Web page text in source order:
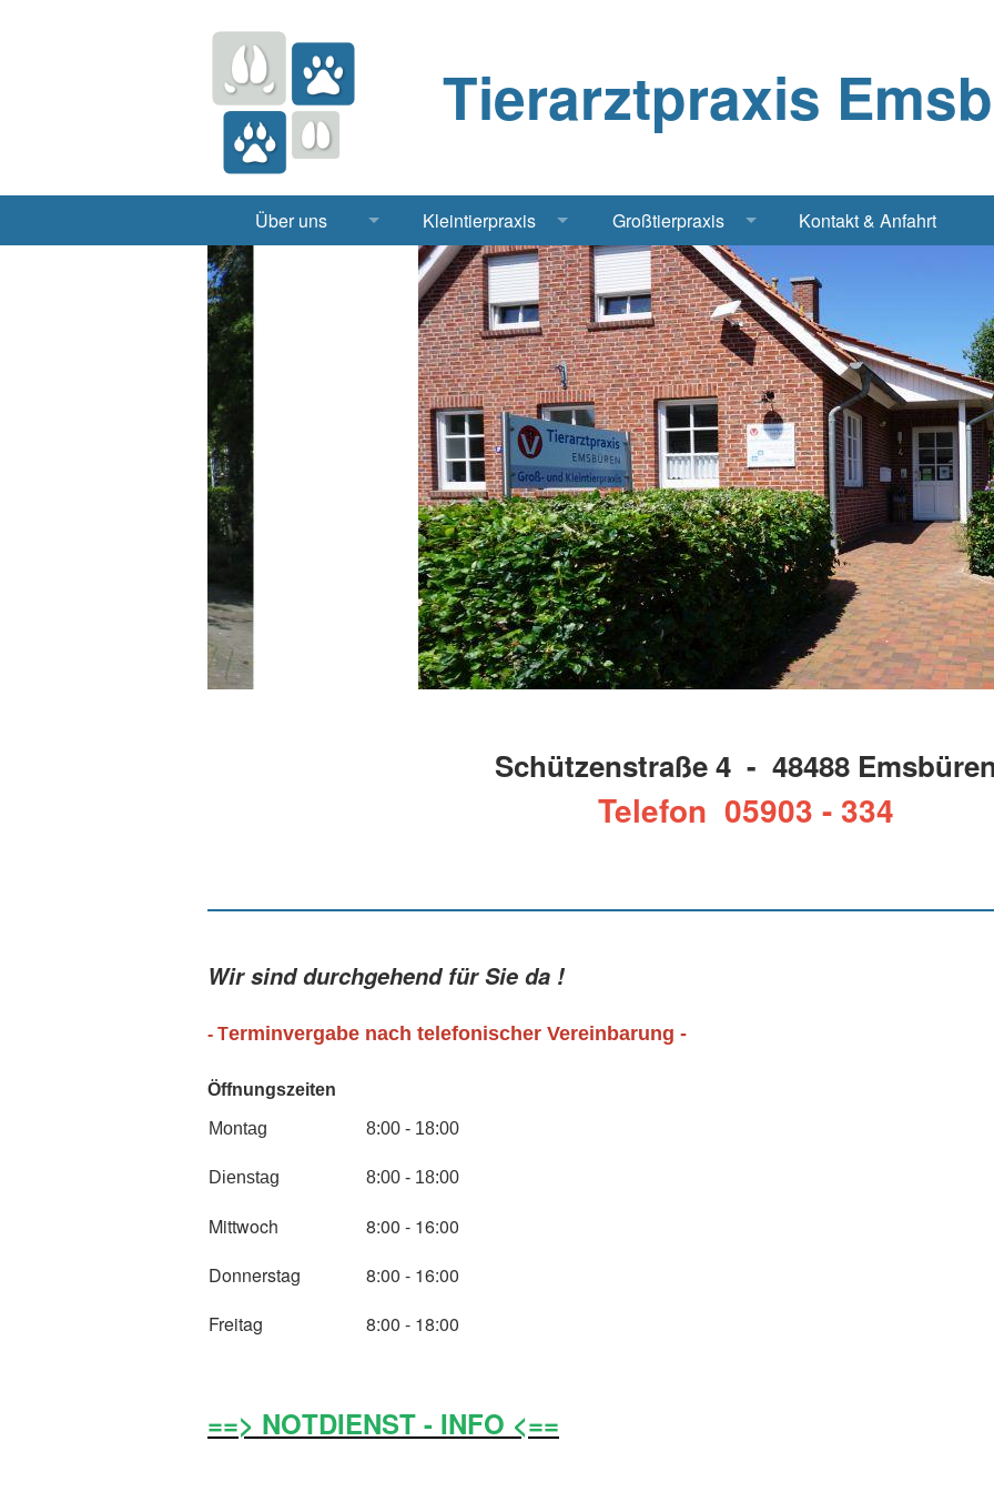
Tierarztpraxis
Über uns
Jobs & Praktikum
Kleintierpraxis
Hund, Katze
Heimtiere
Röntgen Ultraschall Elektrochirurgie Narkose
Großtierpraxis
Bestandsbetreuung Schwein
Bestandsbetreuung Rind
Pferde
Geflügel, Tauben, Hühner
Kontakt & Anfahrt
Schützenstraße 4 - 48488
Telefon 05903 - 334
Wir sind durchgehend für Sie da !
- Terminvergabe nach telefonischer Vereinbarung -
Öffnungszeiten
Montag 8:00 - 18:00
Dienstag 8:00 - 18:00
Mittwoch
8:00 - 16:00
Donnerstag
8:00 - 16:00
Freitag
8:00 - 18:00
==> NOTDIENST - INFO <==